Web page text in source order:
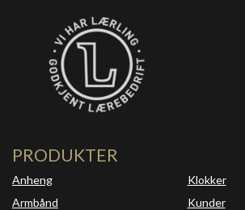
PRODUKTER
Anheng
Armbånd
Klokker
Kunder